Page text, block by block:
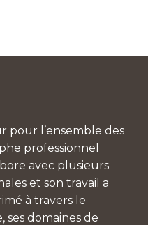
pour l’ensemble des
professionnel
avec plusieurs
et son travail a
à travers le
ses domaines de